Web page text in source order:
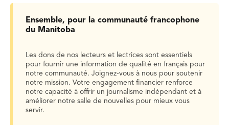
Ensemble, pour la communauté francophone
du Manitoba
Les dons de nos lecteurs et lectrices sont essentiels
pour fournir une information de qualité en français pour
notre communauté. Joignez-vous à nous pour soutenir
notre mission. Votre engagement financier renforce
notre capacité à offrir un journalisme indépendant et à
améliorer notre salle de nouvelles pour mieux vous
servir.